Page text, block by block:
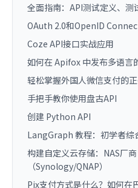
全面指南：API测试定义、测
OAuth 2.0和OpenID
Coze API接口实战应用
如何在 Apifox 中发布多语言
轻松掌握外国人微信支付的
手把手教你使用盘古API
创建 Python API
LangGraph 教程：初学者综
构建自定义云存储：NAS厂
（Synology/QNAP）
Pix支付方式是什么？如何在